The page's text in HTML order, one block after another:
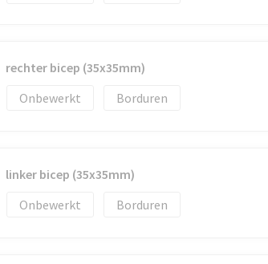
rechter bicep (35x35mm)
Onbewerkt
Borduren
linker bicep (35x35mm)
Onbewerkt
Borduren